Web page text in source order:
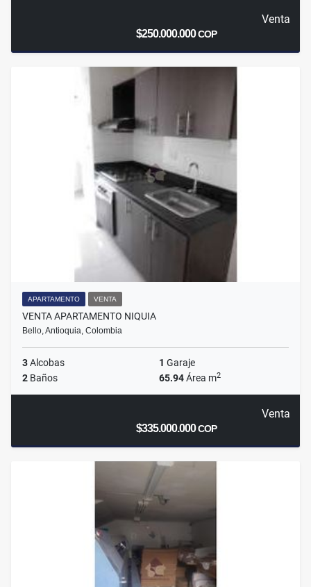
Venta
$250.000.000COP
APARTAMENTO VENTA
VENTA APARTAMENTO NIQUIA
Bello, Antioquia, Colombia
3Alcobas 1 Garaje
2 Baños 65.94Área m2
Venta
$335.000.000COP